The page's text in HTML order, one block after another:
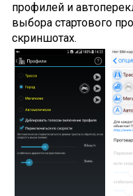
профилей и
выбора стартового
скриншотах.